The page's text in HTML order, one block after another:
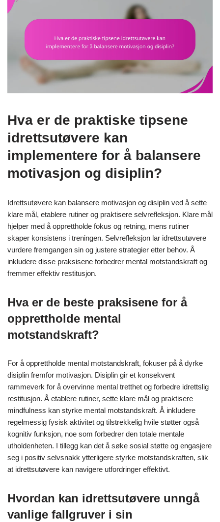
Hva er de praktiske tipsene
idrettsutøvere kan
implementere for å balansere
motivasjon og disiplin?
Idrettsutøvere kan balansere motivasjon og disiplin ved å sette
klare mål, etablere rutiner og praktisere selvrefleksjon. Klare mål
hjelper med å opprettholde fokus og retning, mens rutiner
skaper konsistens i treningen. Selvrefleksjon lar idrettsutøvere
vurdere fremgangen sin og justere strategier etter behov. Å
inkludere disse praksisene forbedrer mental motstandskraft og
fremmer effektiv restitusjon.
Hva er de beste praksisene for å
opprettholde mental
motstandskraft?
For å opprettholde mental motstandskraft, fokuser på å dyrke
disiplin fremfor motivasjon. Disiplin gir et konsekvent
rammeverk for å overvinne mental tretthet og forbedre idrettslig
restitusjon. Å etablere rutiner, sette klare mål og praktisere
mindfulness kan styrke mental motstandskraft. Å inkludere
regelmessig fysisk aktivitet og tilstrekkelig hvile støtter også
kognitiv funksjon, noe som forbedrer den totale mentale
utholdenheten. I tillegg kan det å søke sosial støtte og engasjere
seg i positiv selvsnakk ytterligere styrke motstandskraften, slik
at idrettsutøvere kan navigere utfordringer effektivt.
Hvordan kan idrettsutøvere unngå
vanlige fallgruver i sin